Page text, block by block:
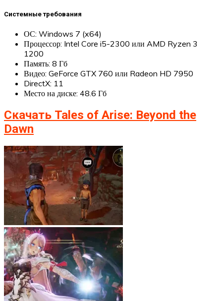
Системные требования
ОС: Windows 7 (x64)
Процессор: Intel Core i5-2300 или AMD Ryzen 3
1200
Память: 8 Гб
Видео: GeForce GTX 760 или Radeon HD 7950
DirectX: 11
Место на диске: 48.6 Гб
Скачать Tales of Arise: Beyond the
Dawn